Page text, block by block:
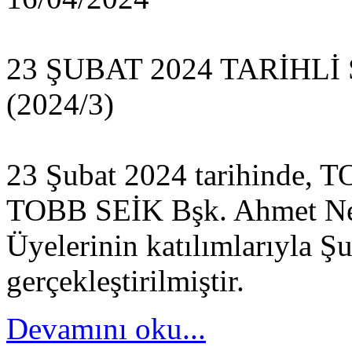
23 ŞUBAT 2024
(2024/3)
23 Şubat 2024 tarihinde,
TOBB SEİK Bşk. Ahmet
Üyelerinin katılımlarıyla
gerçekleştirilmiştir.
Devamını oku...